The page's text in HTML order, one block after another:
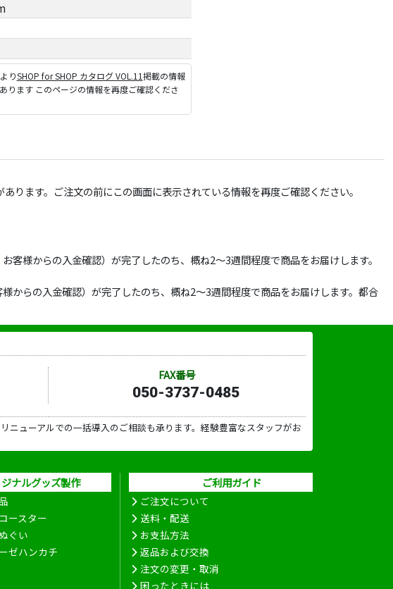
りSHOP for SHOP カタログ VOL.11掲載の情報
ります このページの情報を再度ご確認くださ
ます。ご注文の前にこの画面に表示されている情報を再度ご確認ください。
様からの入金確認）が完了したのち、概ね2～3週間程度で商品をお届けします。
からの入金確認）が完了したのち、概ね2～3週間程度で商品をお届けします。都合
FAX番号
050-3737-0485
ューアルでの一括導入のご相談も承ります。経験豊富なスタッフがお
ナルグッズ製作
ースター
ぐい
ゼハンカチ
ご利用ガイド
ご注文について
送料・配送
お支払方法
返品および交換
注文の変更・取消
困ったときには